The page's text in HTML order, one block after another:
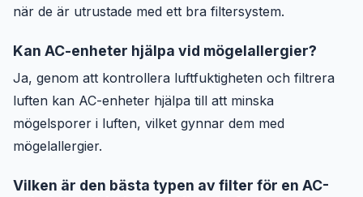
när de är utrustade med ett bra filtersystem.
Kan AC-enheter hjälpa vid mögelallergier?
Ja, genom att kontrollera luftfuktigheten och filtrera
luften kan AC-enheter hjälpa till att minska
mögelsporer i luften, vilket gynnar dem med
mögelallergier.
Vilken är den bästa typen av filter för en AC-